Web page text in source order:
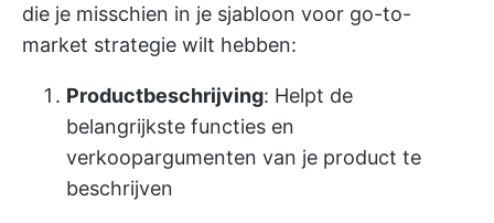
die je misschien in je sjabloon voor go-to-
market strategie wilt hebben:
Productbeschrijving: Helpt de
belangrijkste functies en
verkoopargumenten van je product te
beschrijven